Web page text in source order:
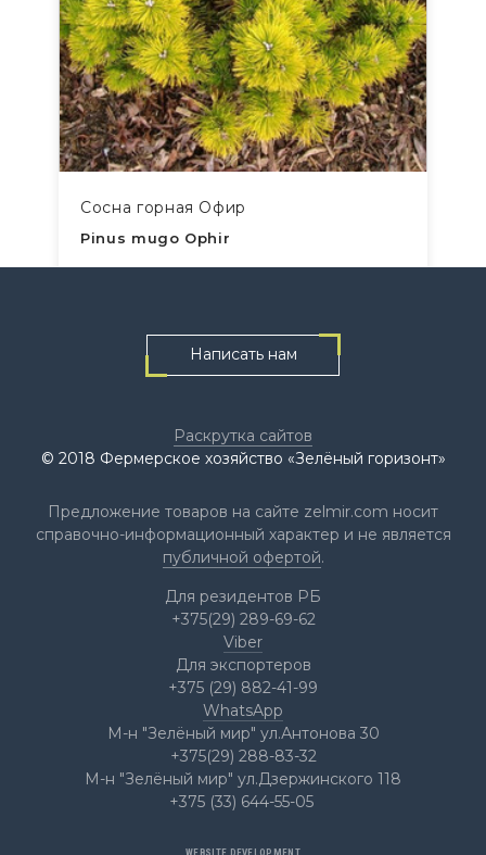
Сосна горная Офир
Pinus mugo Ophir
Сосна горная Пикобелло
Pinus mugo Picobello
2 3 4
Написать нам
Раскрутка сайтов
© 2018 Фермерское хозяйство «Зелёный горизонт»
Предложение товаров на сайте zelmir.com носит
справочно-информационный характер и не является
публичной офертой.
Для резидентов РБ
+375(29) 289-69-62
Viber
Для экспортеров
+375 (29) 882-41-99
WhatsApp
М-н "Зелёный мир" ул.Антонова 30
+375(29) 288-83-32
М-н "Зелёный мир" ул.Дзержинского 118
+375 (33) 644-55-05
WEBSITE DEVELOPMENT